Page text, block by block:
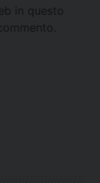
in questo